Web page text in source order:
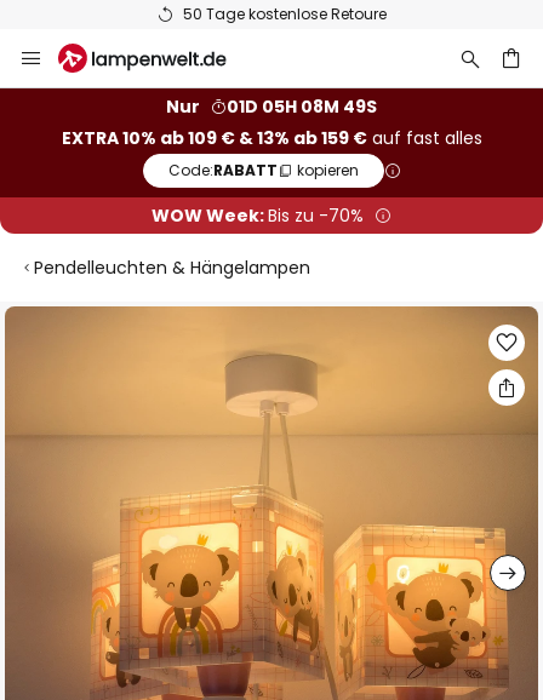
50 Tage kostenlose Retoure
Inhalt
Nur
01D 05H 08M 48S
EXTRA 10% ab 109 € & 13% ab 159 €auf fast alles
Code:RABATT kopieren
WOW Week:Bis zu -70%
Pendelleuchten & Hängelampen
Zum
springen